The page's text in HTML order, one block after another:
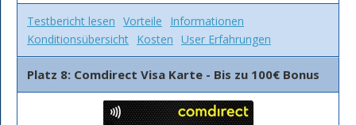
Testbericht lesen Vorteile
Informationen
Konditionsübersicht Kosten User Erfahrungen
Platz 8: Comdirect Visa Karte - Bis zu 100€ Bonus